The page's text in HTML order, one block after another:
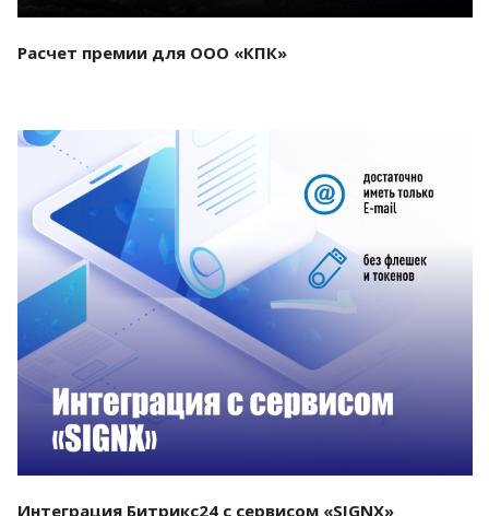
Расчет премии для ООО «КПК»
Смотреть проект
Интеграция Битрикс24 с сервисом «SIGNX»